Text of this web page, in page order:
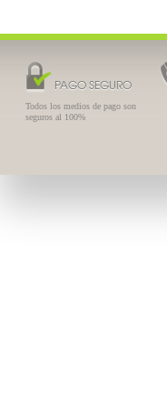
PAGO SEGURO
Todos los medios de pago son
seguros al 100%